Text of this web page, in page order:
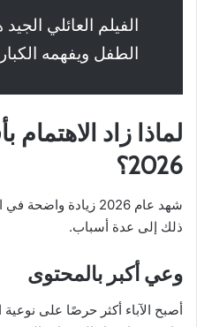
الفيلم العائلي
الطفل ويفهمه
لماذا زاد الاهتمام
2026؟
شهد عام 2026 زيادة
ذلك إلى عدة أسباب.
وعي أكبر بالمحتوى
أصبح الآباء أكثر حرصًا على